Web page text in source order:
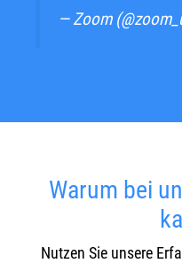
— Zoom
Warum bei
Nutzen Sie unsere